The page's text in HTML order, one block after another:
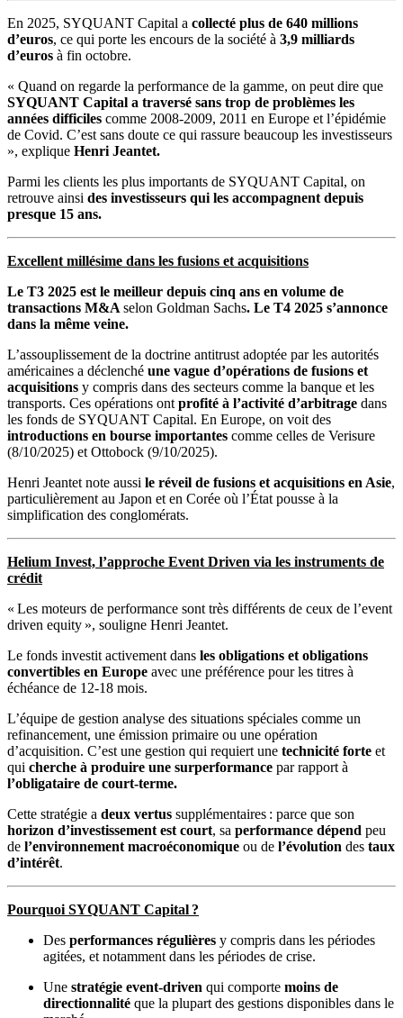
En 2025, SYQUANT Capital a collecté plus de 640 millions
d’euros, ce qui porte les encours de la société à 3,9 milliards
d’euros à fin octobre.
« Quand on regarde la performance de la gamme, on peut dire que
SYQUANT Capital a traversé sans trop de problèmes les
années difficiles comme 2008-2009, 2011 en Europe et l’épidémie
de Covid. C’est sans doute ce qui rassure beaucoup les investisseurs
», explique Henri Jeantet.
Parmi les clients les plus importants de SYQUANT Capital, on
retrouve ainsi des investisseurs qui les accompagnent depuis
presque 15 ans.
Excellent millésime dans les fusions et acquisitions
Le T3 2025 est le meilleur depuis cinq ans en volume de
transactions M&A selon Goldman Sachs. Le T4 2025 s’annonce
dans la même veine.
L’assouplissement de la doctrine antitrust adoptée par les autorités
américaines a déclenché une vague d’opérations de fusions et
acquisitions y compris dans des secteurs comme la banque et les
transports. Ces opérations ont profité à l’activité d’arbitrage dans
les fonds de SYQUANT Capital. En Europe, on voit des
introductions en bourse importantes comme celles de Verisure
(8/10/2025) et Ottobock (9/10/2025).
Henri Jeantet note aussi le réveil de fusions et acquisitions en Asie,
particulièrement au Japon et en Corée où l’État pousse à la
simplification des conglomérats.
Helium Invest, l’approche Event Driven via les instruments de
crédit
« Les moteurs de performance sont très différents de ceux de l’event
driven equity », souligne Henri Jeantet.
Le fonds investit activement dans les obligations et obligations
convertibles en Europe avec une préférence pour les titres à
échéance de 12-18 mois.
L’équipe de gestion analyse des situations spéciales comme un
refinancement, une émission primaire ou une opération
d’acquisition. C’est une gestion qui requiert une technicité forte et
qui cherche à produire une surperformance par rapport à
l’obligataire de court-terme.
Cette stratégie a deux vertus supplémentaires : parce que son
horizon d’investissement est court, sa performance dépend peu
de l’environnement macroéconomique ou de l’évolution des taux
d’intérêt.
Pourquoi SYQUANT Capital ?
Des performances régulières y compris dans les périodes
agitées, et notamment dans les périodes de crise.
Une stratégie event-driven qui comporte moins de
directionnalité que la plupart des gestions disponibles dans le